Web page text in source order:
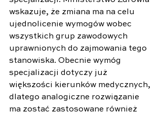
wskazuje, że zmiana ma na celu
ujednolicenie wymogów wobec
wszystkich grup zawodowych
uprawnionych do zajmowania tego
stanowiska. Obecnie wymóg
specjalizacji dotyczy już
większości kierunków medycznych,
dlatego analogiczne rozwiązanie
ma zostać zastosowane również